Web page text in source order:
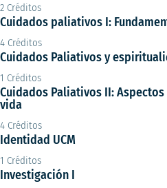
2 Créditos
Cuidados paliativos I:
4 Créditos
Cuidados Paliativos y
1 Créditos
Cuidados Paliativos II:
vida
4 Créditos
Identidad UCM
1 Créditos
Investigación I